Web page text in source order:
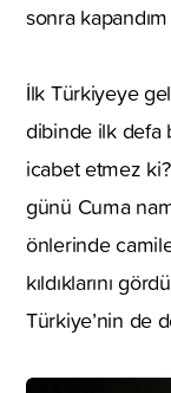
sonra
İlk Türkiyeye
dibinde ilk defa
icabet etmez
günü Cuma
önlerinde
kıldıklarını
Türkiye’nin de